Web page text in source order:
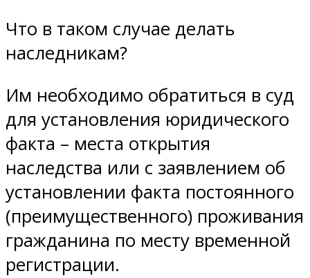
Что в таком случае делать
наследникам?
Им необходимо обратиться в суд
для установления юридического
факта – места открытия
наследства или с заявлением об
установлении факта постоянного
(преимущественного) проживания
гражданина по месту временной
регистрации.